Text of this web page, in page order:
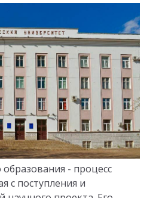
- процесс
с поступления и